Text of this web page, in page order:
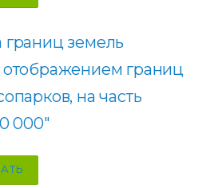
границ земель
отображением границ
на часть
000″